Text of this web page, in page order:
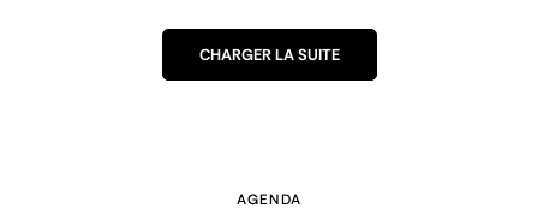
CHARGER LA SUITE
AGENDA